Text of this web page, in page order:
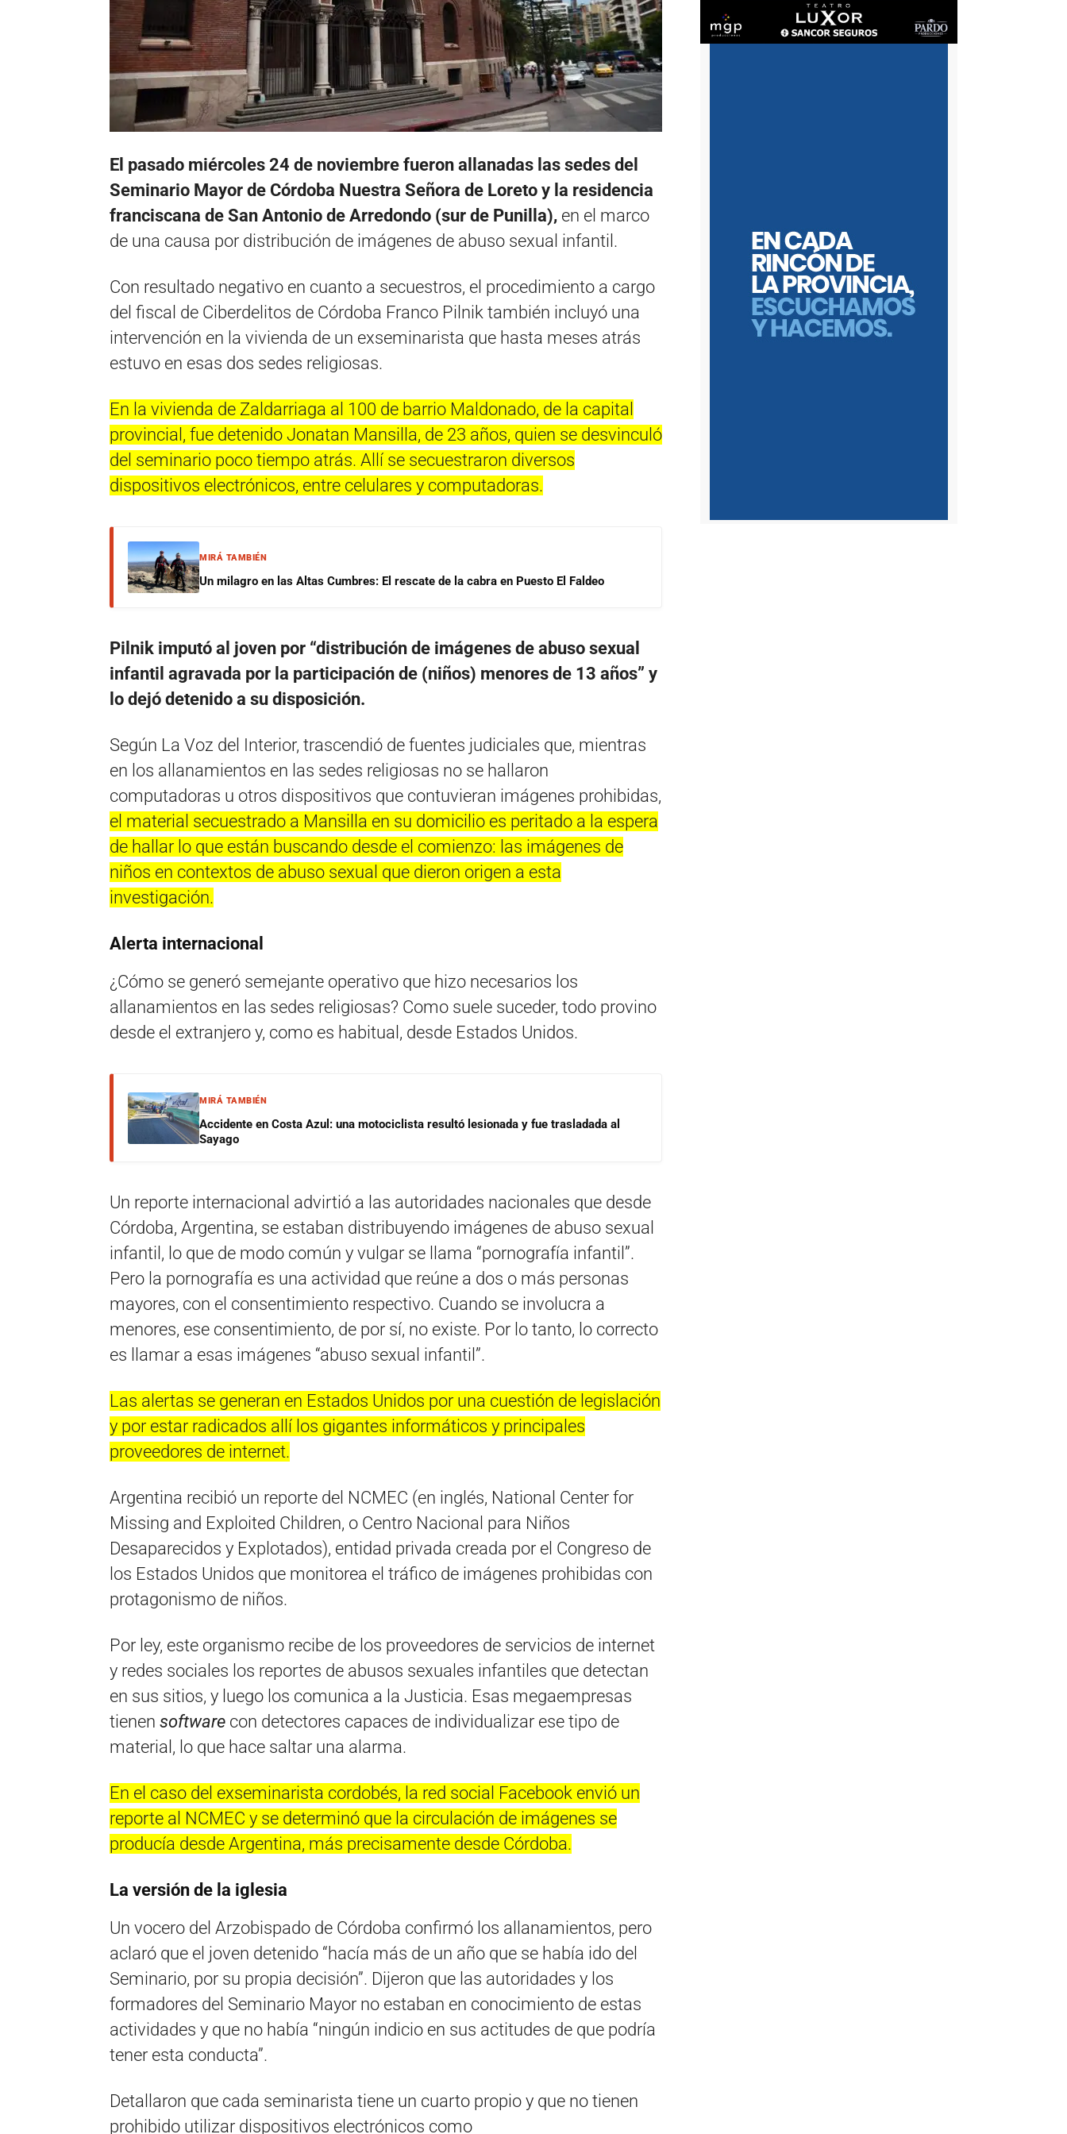
El pasado miércoles 24 de noviembre fueron allanadas las sedes del
Seminario Mayor de Córdoba Nuestra Señora de Loreto y la residencia
franciscana de San Antonio de Arredondo (sur de Punilla), en el marco
de una causa por distribución de imágenes de abuso sexual infantil.
Con resultado negativo en cuanto a secuestros, el procedimiento a cargo
del fiscal de Ciberdelitos de Córdoba Franco Pilnik también incluyó una
intervención en la vivienda de un exseminarista que hasta meses atrás
estuvo en esas dos sedes religiosas.
En la vivienda de Zaldarriaga al 100 de barrio Maldonado, de la capital
provincial, fue detenido Jonatan Mansilla, de 23 años, quien se desvinculó
del seminario poco tiempo atrás. Allí se secuestraron diversos
dispositivos electrónicos, entre celulares y computadoras.
MIRÁ TAMBIÉN
Un milagro en las Altas Cumbres: El rescate de la cabra en Puesto El Faldeo
Pilnik imputó al joven por “distribución de imágenes de abuso sexual
infantil agravada por la participación de (niños) menores de 13 años” y
lo dejó detenido a su disposición.
Según La Voz del Interior, trascendió de fuentes judiciales que, mientras
en los allanamientos en las sedes religiosas no se hallaron
computadoras u otros dispositivos que contuvieran imágenes prohibidas,
el material secuestrado a Mansilla en su domicilio es peritado a la espera
de hallar lo que están buscando desde el comienzo: las imágenes de
niños en contextos de abuso sexual que dieron origen a esta
investigación.
Alerta internacional
¿Cómo se generó semejante operativo que hizo necesarios los
allanamientos en las sedes religiosas? Como suele suceder, todo provino
desde el extranjero y, como es habitual, desde Estados Unidos.
MIRÁ TAMBIÉN
Accidente en Costa Azul: una motociclista resultó lesionada y fue trasladada al
Sayago
Un reporte internacional advirtió a las autoridades nacionales que desde
Córdoba, Argentina, se estaban distribuyendo imágenes de abuso sexual
infantil, lo que de modo común y vulgar se llama “pornografía infantil”.
Pero la pornografía es una actividad que reúne a dos o más personas
mayores, con el consentimiento respectivo. Cuando se involucra a
menores, ese consentimiento, de por sí, no existe. Por lo tanto, lo correcto
es llamar a esas imágenes “abuso sexual infantil”.
Las alertas se generan en Estados Unidos por una cuestión de legislación
y por estar radicados allí los gigantes informáticos y principales
proveedores de internet.
Argentina recibió un reporte del NCMEC (en inglés, National Center for
Missing and Exploited Children, o Centro Nacional para Niños
Desaparecidos y Explotados), entidad privada creada por el Congreso de
los Estados Unidos que monitorea el tráfico de imágenes prohibidas con
protagonismo de niños.
Por ley, este organismo recibe de los proveedores de servicios de internet
y redes sociales los reportes de abusos sexuales infantiles que detectan
en sus sitios, y luego los comunica a la Justicia. Esas megaempresas
tienen software con detectores capaces de individualizar ese tipo de
material, lo que hace saltar una alarma.
En el caso del exseminarista cordobés, la red social Facebook envió un
reporte al NCMEC y se determinó que la circulación de imágenes se
producía desde Argentina, más precisamente desde Córdoba.
La versión de la iglesia
Un vocero del Arzobispado de Córdoba confirmó los allanamientos, pero
aclaró que el joven detenido “hacía más de un año que se había ido del
Seminario, por su propia decisión”. Dijeron que las autoridades y los
formadores del Seminario Mayor no estaban en conocimiento de estas
actividades y que no había “ningún indicio en sus actitudes de que podría
tener esta conducta”.
Detallaron que cada seminarista tiene un cuarto propio y que no tienen
prohibido utilizar dispositivos electrónicos como